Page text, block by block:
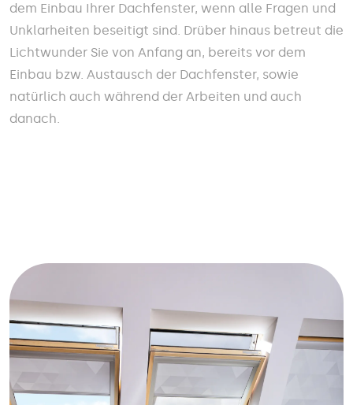
dem Einbau Ihrer Dachfenster, wenn alle Fragen und
Unklarheiten beseitigt sind. Drüber hinaus betreut die
Lichtwunder Sie von Anfang an, bereits vor dem
Einbau bzw. Austausch der Dachfenster, sowie
natürlich auch während der Arbeiten und auch
danach.